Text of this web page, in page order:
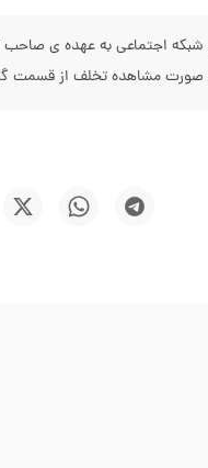
اجتماعی به عهده ی صاحب
صورت مشاهده تخلف از قسمت